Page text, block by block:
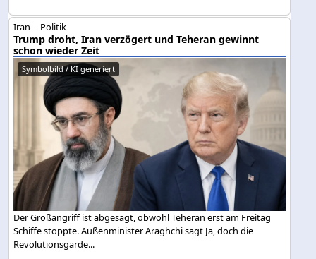
Iran -- Politik
Trump droht, Iran verzögert und Teheran gewinnt
schon wieder Zeit
Symbolbild / KI generiert
Der Großangriff ist abgesagt, obwohl Teheran erst am Freitag
Schiffe stoppte. Außenminister Araghchi sagt Ja, doch die
Revolutionsgarde...